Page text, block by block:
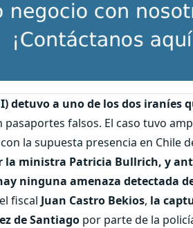
detuvo a uno de los dos iraníes
falsos. El caso tuvo
la supuesta presencia en Chile
la ministra Patricia Bullrich, y
ninguna amenaza detectada
fiscal Juan Castro Bekios, la
de Santiago por parte de la